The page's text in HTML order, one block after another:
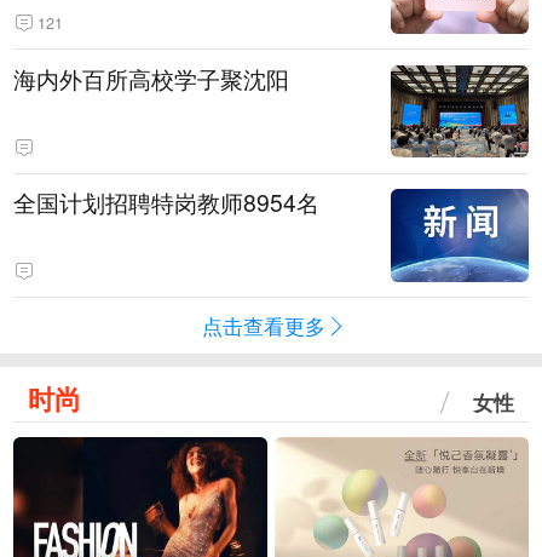
121
海内外百所高校学子聚沈阳
全国计划招聘特岗教师8954名
点击查看更多
时尚 女性